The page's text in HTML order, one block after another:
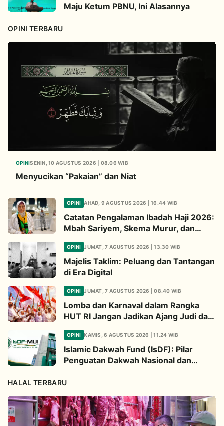
Maju Ketum PBNU, Ini Alasannya
OPINI TERBARU
OPINISENIN, 10 AGUSTUS 2026 | 08.06 WIB
Menyucikan “Pakaian” dan Niat
OPINI AHAD, 9 AGUSTUS 2026 | 16.44 WIB
Catatan Pengalaman Ibadah Haji 2026:
Mbah Sariyem, Skema Murur, dan
Ibadah “Mboten Marem”
OPINI JUMAT, 7 AGUSTUS 2026 | 13.30 WIB
Majelis Taklim: Peluang dan Tantangan
di Era Digital
OPINI JUMAT, 7 AGUSTUS 2026 | 08.40 WIB
Lomba dan Karnaval dalam Rangka
HUT RI Jangan Jadikan Ajang Judi dan
Kampanye LGBT
OPINI KAMIS, 6 AGUSTUS 2026 | 11.24 WIB
Islamic Dakwah Fund (IsDF): Pilar
Penguatan Dakwah Nasional dan
HALAL TERBARU